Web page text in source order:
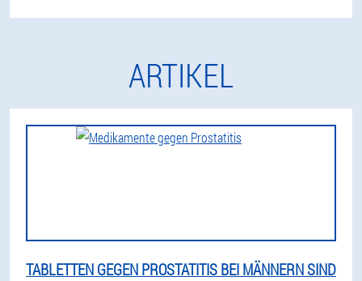
ARTIKEL
TABLETTEN GEGEN PROSTATITIS BEI MÄNNERN SIND